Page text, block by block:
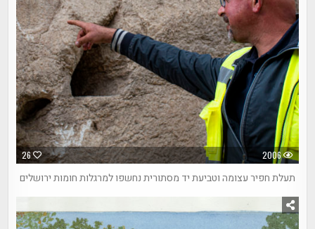
26 2006
תעלת חפיר עצומה וטביעת יד מסתורית נחשפו למרגלות חומות ירושלים